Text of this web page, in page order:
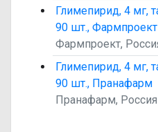
Глимепирид, 4 мг,
90 шт., Фармпроект
Фармпроект,
Глимепирид, 4 мг,
90 шт., Пранафарм
Пранафарм, Россия